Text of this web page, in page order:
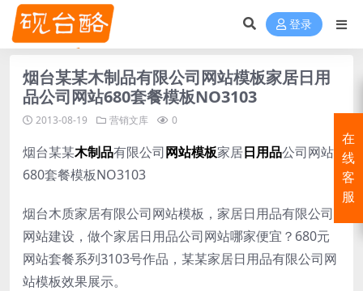
登录
烟台某某木制品有限公司网站模板家居日用
品公司网站680套餐模板NO3103
2013-08-19 营销文库 0
烟台某某木制品有限公司网站模板家居日用品公司网站
680套餐模板NO3103
烟台木质家居有限公司网站模板，家居日用品有限公司
网站建设，做个家居日用品公司网站哪家便宜？680元
网站套餐系列3103号作品，某某家居日用品有限公司网
站模板效果展示。
在
线
客
服